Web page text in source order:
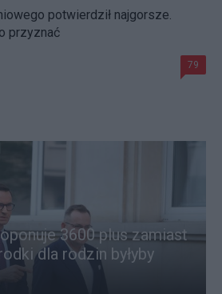
potwierdził najgorsze.
przyznać
79
3600 plus zamiast
dla rodzin byłyby